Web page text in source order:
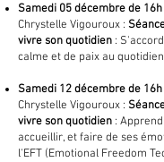
Samedi 05 décembre de
Chrystelle Vigouroux :
vivre son quotidien :
calme et de paix au quotidien
Samedi 12 décembre de
Chrystelle Vigouroux :
vivre son quotidien :
accueillir, et faire de ses
l'EFT (Emotional Freedom